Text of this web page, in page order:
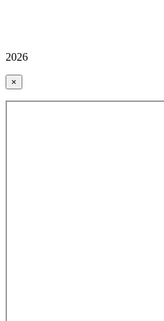
2026
×